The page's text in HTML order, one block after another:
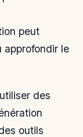
peut
approfondir le
des
outils